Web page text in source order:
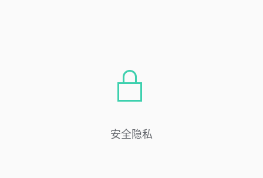
安全隐私